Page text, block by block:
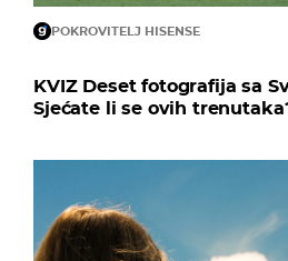
POKROVITELJ HISENSE
KVIZ Deset fotografija sa
Sjećate li se ovih